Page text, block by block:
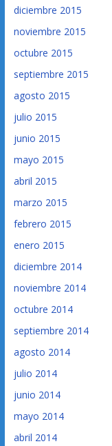
diciembre 2015
noviembre 2015
octubre 2015
septiembre 2015
agosto 2015
julio 2015
junio 2015
mayo 2015
abril 2015
marzo 2015
febrero 2015
enero 2015
diciembre 2014
noviembre 2014
octubre 2014
septiembre 2014
agosto 2014
julio 2014
junio 2014
mayo 2014
abril 2014